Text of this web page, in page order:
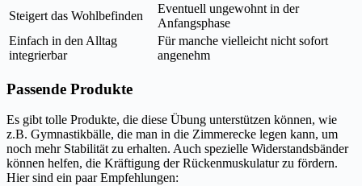
Steigert das Wohlbefinden
Eventuell ungewohnt in der
Anfangsphase
Einfach in den Alltag
integrierbar
Für manche vielleicht nicht sofort
angenehm
Passende Produkte
Es gibt tolle Produkte, die diese Übung unterstützen können, wie
z.B. Gymnastikbälle, die man in die Zimmerecke legen kann, um
noch mehr Stabilität zu erhalten. Auch spezielle Widerstandsbänder
können helfen, die Kräftigung der Rückenmuskulatur zu fördern.
Hier sind ein paar Empfehlungen: